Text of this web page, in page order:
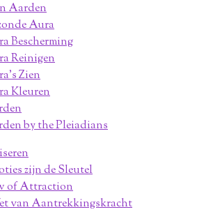
Aarden
Aura
Bescherming
Reinigen
Zien
Kleuren
by the Pleiadians
zijn de Sleutel
of Attraction
van Aantrekkingskracht